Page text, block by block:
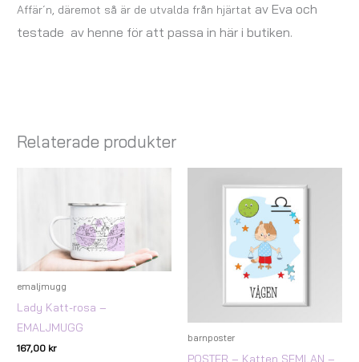
Affär´n, däremot så är de utvalda från hjärtat av Eva och
testade av henne för att passa in här i butiken.
Relaterade produkter
emaljmugg
Lady Katt-rosa –
EMALJMUGG
167,00 kr
barnposter
POSTER – Katten SEMLAN –
69,00 kr
till
179,00 kr